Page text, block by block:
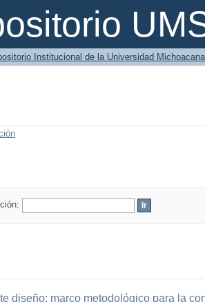
Institucional de la Universidad
diseño: marco metodológico para la